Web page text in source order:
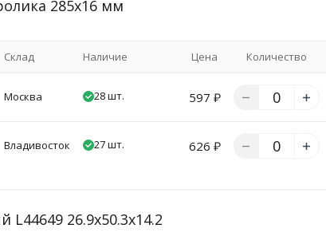
285х16 мм
Склад Наличие Цена Количество
Москва 28 шт. 597 ₽
Владивосток 27 шт. 626 ₽
26.9х50.3х14.2